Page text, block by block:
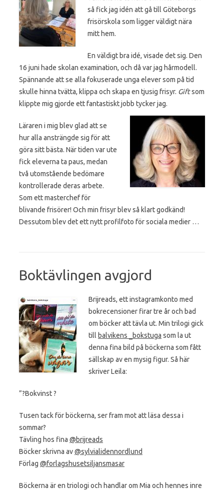
så fick jag idén att gå till Göteborgs
frisörskola som ligger väldigt nära
mitt hem.
En väldigt bra idé, visade det sig. Den
16 juni hade skolan examination, och då var jag hårmodell.
Spännande att se alla fokuserade unga elever som på tid
skulle hinna tvätta, klippa och skapa en tjusig frisyr. Giftsom
klippte mig gjorde ett fantastiskt jobb tycker jag.
Läraren i mig blev glad att se
hur alla ansträngde sig för att
göra sitt bästa. När tiden var ute
fick eleverna ta paus, medan
två utomstående bedömare
kontrollerade deras arbete.
Som ett masterchef för
blivande frisörer! Och min frisyr blev så klart godkänd!
Dessutom blev det ett nytt profilfoto för sociala medier …
Boktävlingen avgjord
Brijreads, ett instagramkonto med
bokrecensioner firar tre år och bad
om böcker att tävla ut. Min trilogi gick
till balvikens _bokstuga som la ut
denna fina bild på böckerna som fått
sällskap av en mysig figur. Så här
skriver Leila:
”?Bokvinst ?
Tusen tack för böckerna, ser fram mot att läsa dessa i
sommar?
Tävling hos fina @brijreads
Böcker skrivna av@sylvialidennordlund
Förlag @forlagshusetsiljansmasar
Böckerna är en triologi och handlar om Mia och hennes inre